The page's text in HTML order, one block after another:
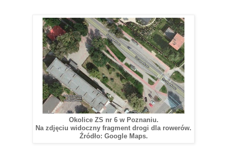
Okolice ZS nr 6 w Poznaniu.
Na zdjęciu widoczny fragment drogi dla rowerów.
Źródło: Google Maps.